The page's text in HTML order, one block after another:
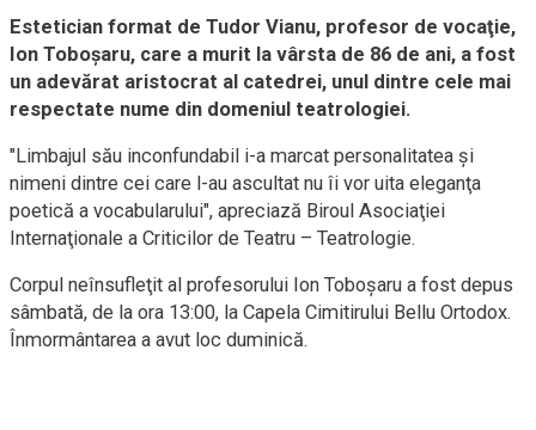
Estetician format de Tudor Vianu, profesor de vocaţie,
Ion Toboşaru, care a murit la vârsta de 86 de ani, a fost
un adevărat aristocrat al catedrei, unul dintre cele mai
respectate nume din domeniul teatrologiei.
"Limbajul său inconfundabil i-a marcat personalitatea şi
nimeni dintre cei care l-au ascultat nu îi vor uita eleganţa
poetică a vocabularului", apreciază Biroul Asociaţiei
Internaţionale a Criticilor de Teatru – Teatrologie.
Corpul neînsufleţit al profesorului Ion Toboşaru a fost depus
sâmbată, de la ora 13:00, la Capela Cimitirului Bellu Ortodox.
Înmormântarea a avut loc duminică.